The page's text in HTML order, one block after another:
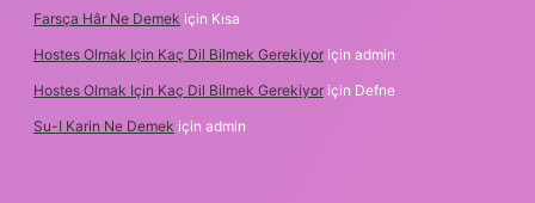
Farsça Hâr Ne Demek için Kısa
Hostes Olmak Için Kaç Dil Bilmek Gerekiyor için admin
Hostes Olmak Için Kaç Dil Bilmek Gerekiyor için Defne
Su-I Karin Ne Demek için admin